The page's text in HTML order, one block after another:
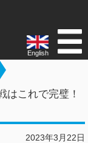
English
はこれで完璧！
2023年3月22日